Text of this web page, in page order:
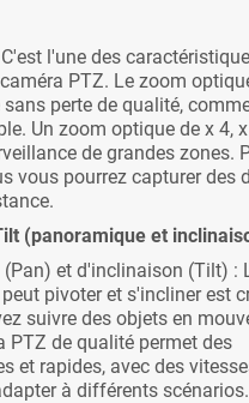
l'une des
PTZ. Le zoom
perte de qualité,
Un zoom optique de x 4,
de grandes zones.
vous pourrez capturer des
(panoramique et
et d'inclinaison (Tilt) :
pivoter et s'incliner est
suivre des objets en
PTZ de qualité permet des
et rapides, avec des
à différents scénarios.